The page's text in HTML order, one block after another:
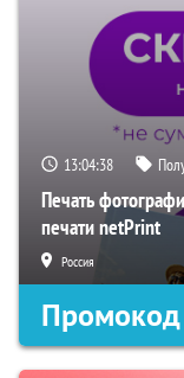
13:04:37
Печать
печати netPrint
Россия
Промокод